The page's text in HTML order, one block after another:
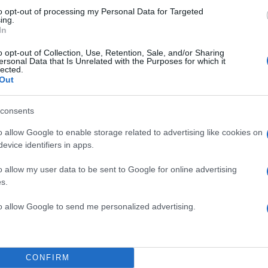
opt-out of processing my Personal Data for Targeted
opt-out of Collection, Use, Retention, Sale, and/or Sharing
Data that Is Unrelated with the Purposes for which it
allow Google to enable storage related to advertising like cookies on
identifiers in apps.
allow my user data to be sent to Google for online advertising
allow Google to send me personalized advertising.
CONFIRM
ενέργειες με την Ουκρανία ήταν
διπλωματικές ενέργειες” με την Ουκρανία ήταν